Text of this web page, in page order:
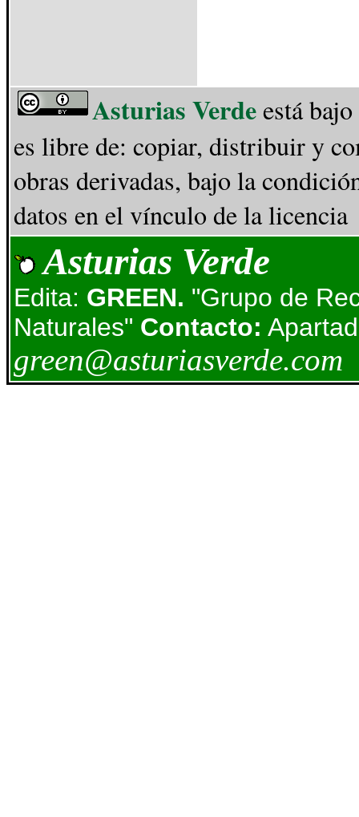
Asturias Verdeestá
es libre de: copiar, distribuir y
obras derivadas, bajo la
datos en el vínculo de la licencia
Asturias Verde
Edita: GREEN. "Grupo de
Naturales" Contacto:
green@asturiasverde.com